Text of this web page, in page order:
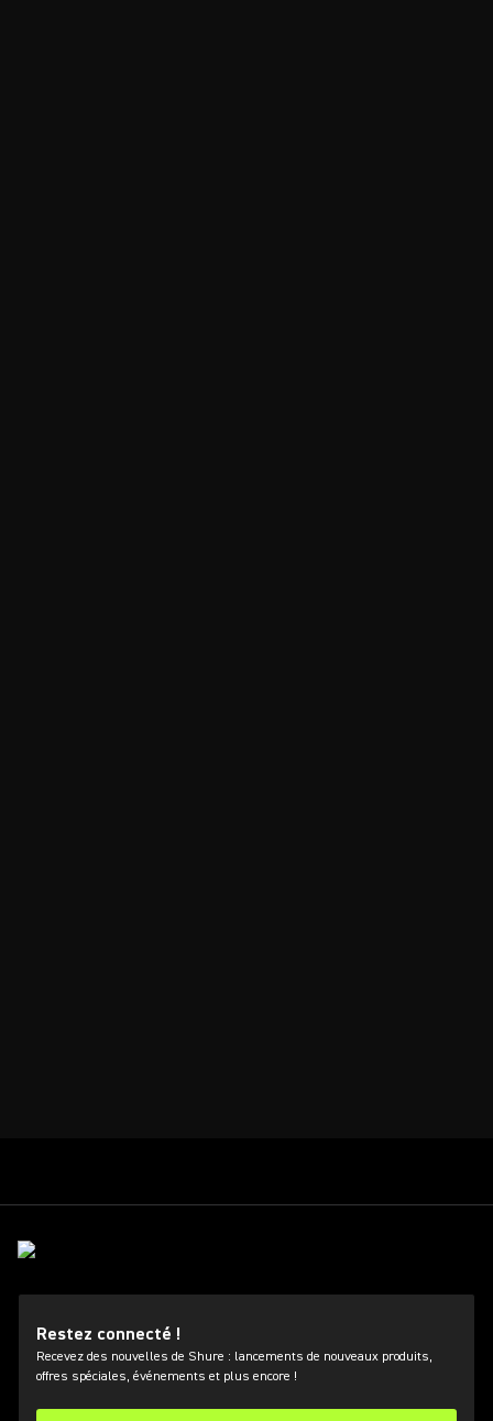
Restez connecté !
Recevez des nouvelles de Shure : lancements de nouveaux produits,
offres spéciales, événements et plus encore !